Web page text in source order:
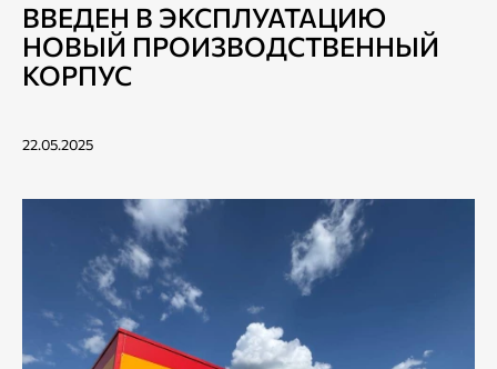
ВВЕДЕН В ЭКСПЛУАТАЦИЮ
НОВЫЙ ПРОИЗВОДСТВЕННЫЙ
КОРПУС
22.05.2025